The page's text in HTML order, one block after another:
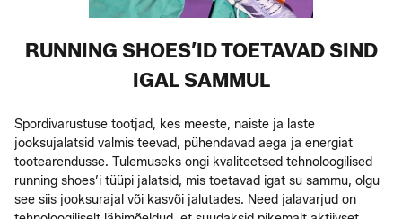
RUNNING SHOES’ID TOETAVAD SIND
IGAL SAMMUL
Spordivarustuse tootjad, kes meeste, naiste ja laste
jooksujalatsid valmis teevad, pühendavad aega ja energiat
tootearendusse. Tulemuseks ongi kvaliteetsed tehnoloogilised
running shoes’i tüüpi jalatsid, mis toetavad igat su sammu, olgu
see siis jooksurajal või kasvõi jalutades. Need jalavarjud on